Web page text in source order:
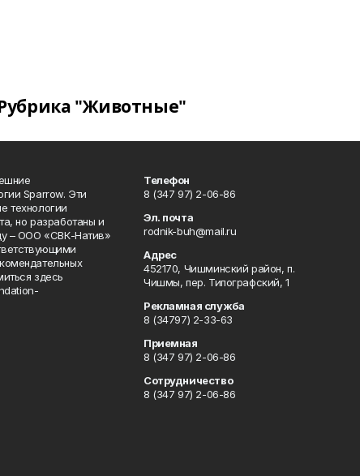
"Животные"
Sparrow. Эти
технологии
но разработаны и
– ООО «СВК-Натив»
здесь
Телефон
8 (347 97) 2-06-86
Эл. почта
rodnik-buh@mail.ru
Адрес
452170, Чишминский район, п.
Чишмы, пер. Типографский, 1
Рекламная служба
8 (34797) 2-33-63
Приемная
8 (347 97) 2-06-86
Сотрудничество
8 (347 97) 2-06-86